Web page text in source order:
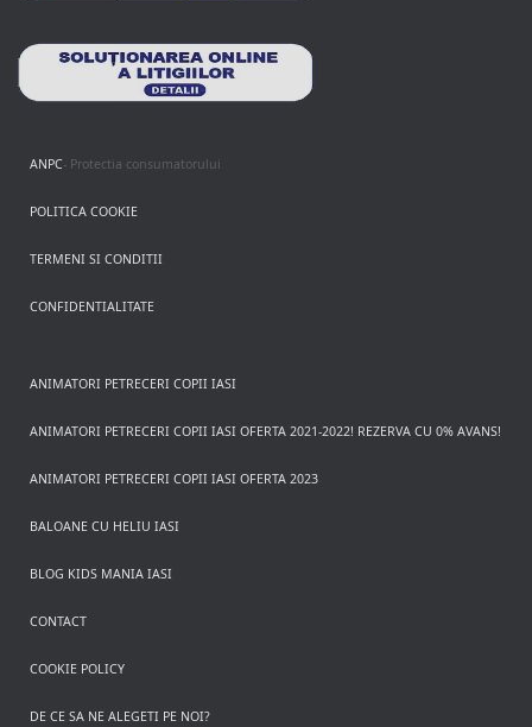
ANPC- Protectia consumatorului
POLITICA COOKIE
TERMENI SI CONDITII
CONFIDENTIALITATE
ANIMATORI PETRECERI COPII IASI
ANIMATORI PETRECERI COPII IASI OFERTA 2021-2022! REZERVA CU 0% AVANS!
ANIMATORI PETRECERI COPII IASI OFERTA 2023
BALOANE CU HELIU IASI
BLOG KIDS MANIA IASI
CONTACT
COOKIE POLICY
DE CE SA NE ALEGETI PE NOI?